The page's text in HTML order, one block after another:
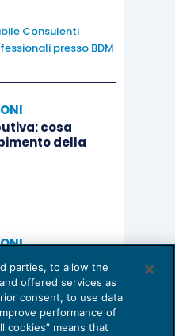
Consulenti
presso BDM
cosa
della
dello Studio:
della
parties, to allow the
offered services as
consent, to use data
performance of
cookies” means that